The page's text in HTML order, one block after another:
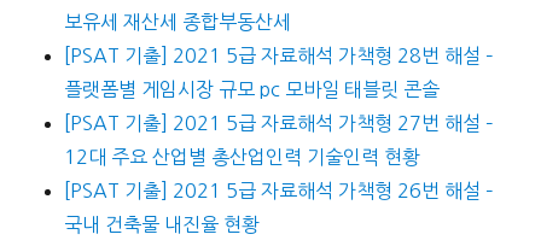
보유세 재산세 종합부동산세
[PSAT 기출] 2021 5급 자료해석 가책형 28번 해설 –
플랫폼별 게임시장 규모 pc 모바일 태블릿 콘솔
[PSAT 기출] 2021 5급 자료해석 가책형 27번 해설 –
12대 주요 산업별 총산업인력 기술인력 현황
[PSAT 기출] 2021 5급 자료해석 가책형 26번 해설 –
국내 건축물 내진율 현황